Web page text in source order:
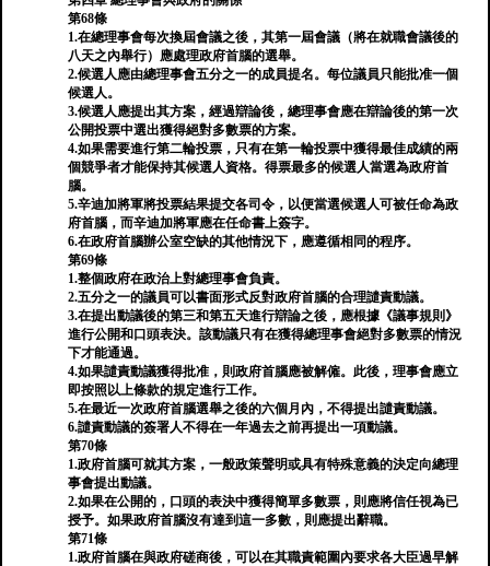
第68條
1.在總理事會每次換屆會議之後，其第一屆會議（將在就職會議後的
八天之內舉行）應處理政府首腦的選舉。
2.候選人應由總理事會五分之一的成員提名。每位議員只能批准一個
候選人。
3.候選人應提出其方案，經過辯論後，總理事會應在辯論後的第一次
公開投票中選出獲得絕對多數票的方案。
4.如果需要進行第二輪投票，只有在第一輪投票中獲得最佳成績的兩
個競爭者才能保持其候選人資格。得票最多的候選人當選為政府首
腦。
5.辛迪加將軍將投票結果提交各司令，以便當選候選人可被任命為政
府首腦，而辛迪加將軍應在任命書上簽字。
6.在政府首腦辦公室空缺的其他情況下，應遵循相同的程序。
第69條
1.整個政府在政治上對總理事會負責。
2.五分之一的議員可以書面形式反對政府首腦的合理譴責動議。
3.在提出動議後的第三和第五天進行辯論之後，應根據《議事規則》
進行公開和口頭表決。該動議只有在獲得總理事會絕對多數票的情況
下才能通過。
4.如果譴責動議獲得批准，則政府首腦應被解僱。此後，理事會應立
即按照以上條款的規定進行工作。
5.在最近一次政府首腦選舉之後的六個月內，不得提出譴責動議。
6.譴責動議的簽署人不得在一年過去之前再提出一項動議。
第70條
1.政府首腦可就其方案，一般政策聲明或具有特殊意義的決定向總理
事會提出動議。
2.如果在公開的，口頭的表決中獲得簡單多數票，則應將信任視為已
授予。如果政府首腦沒有達到這一多數，則應提出辭職。
第71條
1.政府首腦在與政府磋商後，可以在其職責範圍內要求各大臣過早解